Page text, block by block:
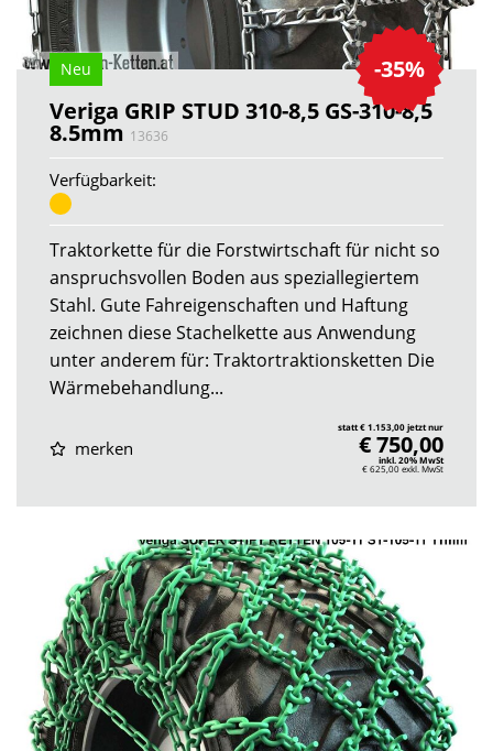
-35%
Neu
Veriga GRIP STUD 310-8,5 GS-310-8,5
8.5mm 13636
Verfügbarkeit:
Traktorkette für die Forstwirtschaft für nicht so
anspruchsvollen Boden aus speziallegiertem
Stahl. Gute Fahreigenschaften und Haftung
zeichnen diese Stachelkette aus Anwendung
unter anderem für: Traktortraktionsketten Die
Wärmebehandlung...
merken
statt € 1.153,00 jetzt nur
€ 750,00
inkl. 20% MwSt
€ 625,00exkl. MwSt